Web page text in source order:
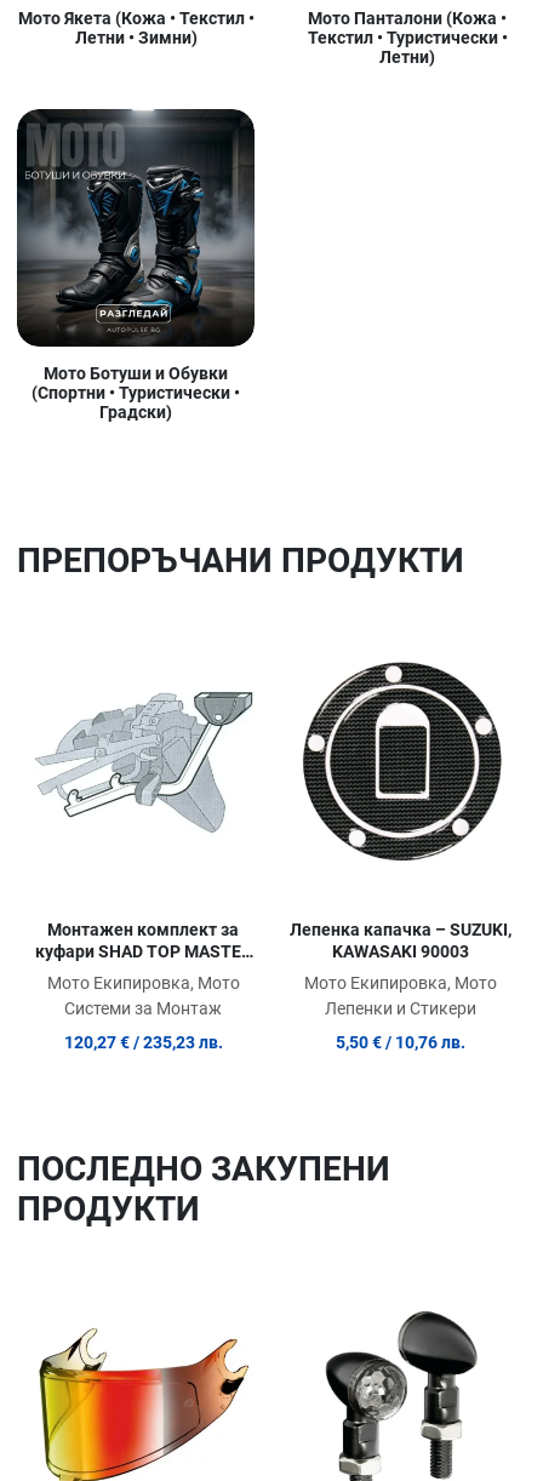
Мото Якета (Кожа • Текстил •
Летни • Зимни)
Мото Панталони (Кожа •
Текстил • Туристически •
Летни)
Мото Ботуши и Обувки
(Спортни • Туристически •
Градски)
ПРЕПОРЪЧАНИ ПРОДУКТИ
Сравни продукт
Quick View
Монтажен комплект за
куфари SHAD TOP MASTER
SUZUKI BANDIT N600 94/99
Мото Екипировка, Мото
Системи за Монтаж
120,27 € / 235,23 лв.
Лепенка капачка – SUZUKI,
KAWASAKI 90003
Мото Екипировка, Мото
Лепенки и Стикери
5,50 € / 10,76 лв.
ПОСЛЕДНO ЗАКУПЕНИ
ПРОДУКТИ
Quick View